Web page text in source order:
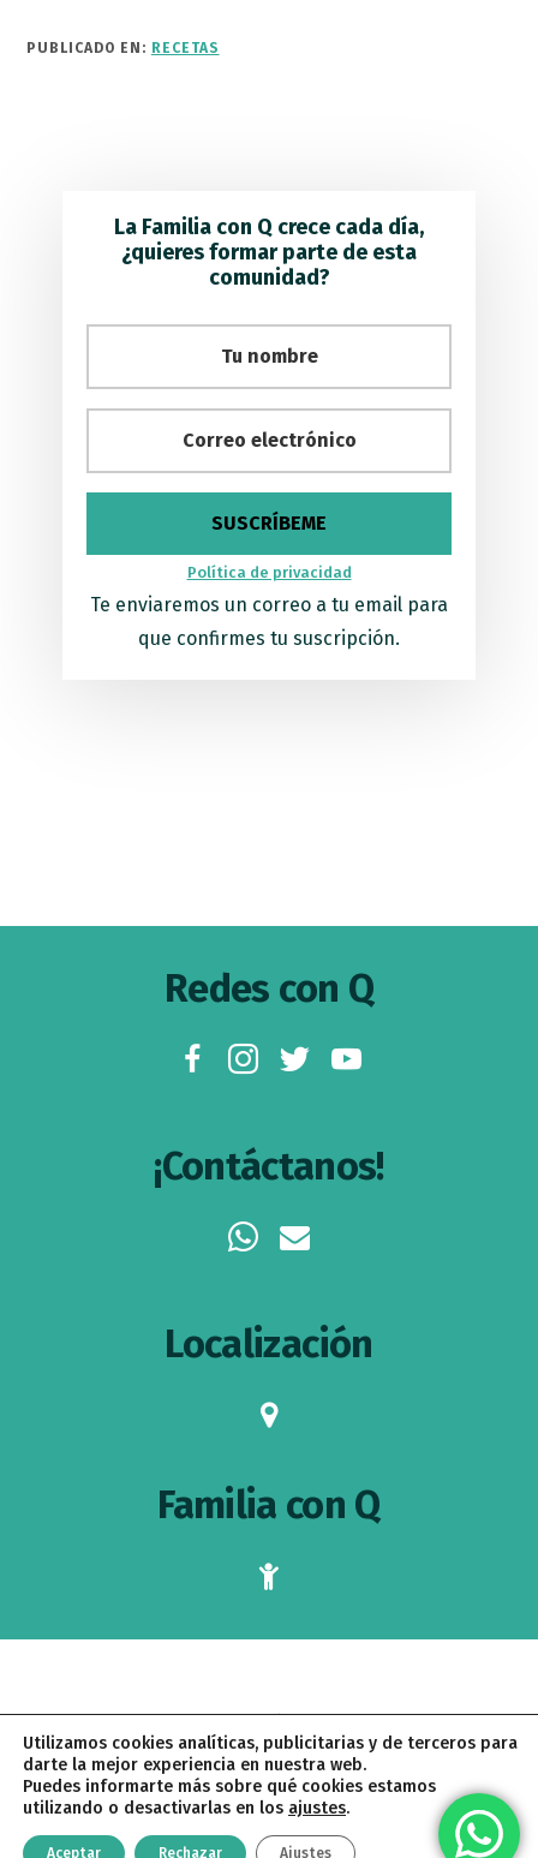
PUBLICADO EN: RECETAS
La Familia con Q crece cada día,
¿quieres formar parte de esta
comunidad?
Política de privacidad
Te enviaremos un correo a tu email para
que confirmes tu suscripción.
Redes con Q
facebookinstagramtwitteryoutube
¡Contáctanos!
whatsappenvelope
Localización
map-
Familia con Q
child
POLÍTICA DE COOKIES
CONDICIONES DE CONTRATACIÓN
PALOMA QUINTANA © 2026 · CREADO CON
PROYECTO
PÚRPURA
Utilizamos cookies analíticas, publicitarias y de terceros para
darte la mejor experiencia en nuestra web.
Puedes informarte más sobre qué cookies estamos
utilizando o desactivarlas en los ajustes.
Aceptar Rechazar Ajustes